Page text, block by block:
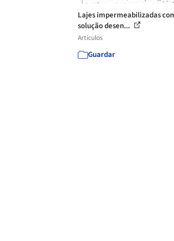
Lajes impermeabilizadas
solução desen...
Artículos
Guardar